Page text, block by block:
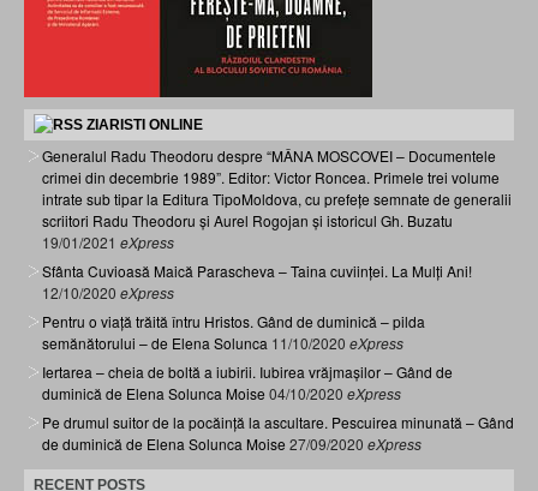
ZIARISTI ONLINE
Generalul Radu Theodoru despre “MÂNA MOSCOVEI – Documentele
crimei din decembrie 1989”. Editor: Victor Roncea. Primele trei volume
intrate sub tipar la Editura TipoMoldova, cu prefețe semnate de generalii
scriitori Radu Theodoru și Aurel Rogojan și istoricul Gh. Buzatu
19/01/2021 eXpress
Sfânta Cuvioasă Maică Parascheva – Taina cuviinței. La Mulți Ani!
12/10/2020 eXpress
Pentru o viață trăită întru Hristos. Gând de duminică – pilda
semănătorului – de Elena Solunca 11/10/2020 eXpress
Iertarea – cheia de boltă a iubirii. Iubirea vrăjmașilor – Gând de
duminică de Elena Solunca Moise 04/10/2020 eXpress
Pe drumul suitor de la pocăință la ascultare. Pescuirea minunată – Gând
de duminică de Elena Solunca Moise 27/09/2020 eXpress
RECENT POSTS